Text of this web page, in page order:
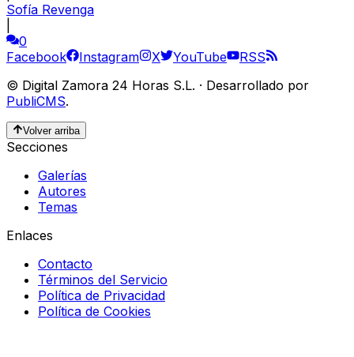
Sofía Revenga
0
Facebook
Instagram X YouTube
RSS
© Digital Zamora 24 Horas S.L. · Desarrollado por
PubliCMS.
Volver arriba
Secciones
Galerías
Autores
Temas
Enlaces
Contacto
Términos del Servicio
Política de Privacidad
Política de Cookies